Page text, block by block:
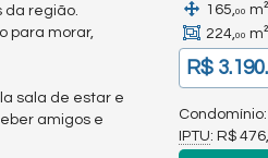
da região.
para morar,
sala de estar e
amigos e
165,00
224,00
R$
IPTU: R$ 476,